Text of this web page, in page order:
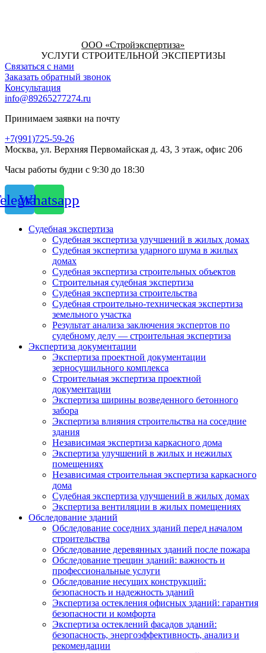
ООО «Стройэкспертиза»
УСЛУГИ СТРОИТЕЛЬНОЙ ЭКСПЕРТИЗЫ
Связаться с нами
Заказать обратный звонок
Консультация
info@89265277274.ru
Принимаем заявки на почту
+7(991)725-59-26
Москва, ул. Верхняя Первомайская д. 43, 3 этаж, офис 206
Часы работы будни с 9:30 до 18:30
Whatsapp
Судебная экспертиза
Судебная экспертиза улучшений в жилых домах
Судебная экспертиза ударного шума в жилых
домах
Судебная экспертиза строительных объектов
Строительная судебная экспертиза
Судебная экспертиза строительства
Судебная строительно-техническая экспертиза
земельного участка
Результат анализа заключения экспертов по
судебному делу — строительная экспертиза
Экспертиза документации
Экспертиза проектной документации
зерносушильного комплекса
Строительная экспертиза проектной
документации
Экспертиза ширины возведенного бетонного
забора
Экспертиза влияния строительства на соседние
здания
Независимая экспертиза каркасного дома
Экспертиза улучшений в жилых и нежилых
помещениях
Независимая строительная экспертиза каркасного
дома
Судебная экспертиза улучшений в жилых домах
Экспертиза вентиляции в жилых помещениях
Обследование зданий
Обследование соседних зданий перед началом
строительства
Обследование деревянных зданий после пожара
Обследование трещин зданий: важность и
профессиональные услуги
Обследование несущих конструкций:
безопасность и надежность зданий
Экспертиза остекления офисных зданий: гарантия
безопасности и комфорта
Экспертиза остеклений фасадов зданий:
безопасность, энергоэффективность, анализ и
рекомендации